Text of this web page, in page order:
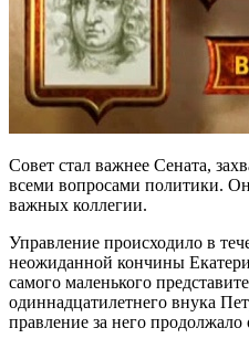
Совет стал важнее Сената,
всеми вопросами политики.
важных коллегии.
Управление происходило в
неожиданной кончины
самого маленького
одиннадцатилетнего внука
правление за него продолжало